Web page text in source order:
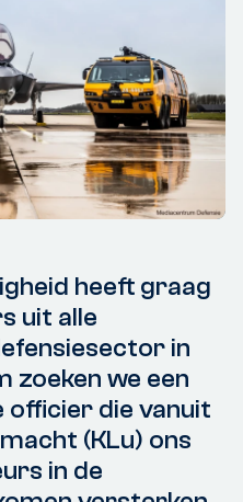
heeft graag
uit alle
in
zoeken we een
officier die vanuit
(KLu) ons
in de